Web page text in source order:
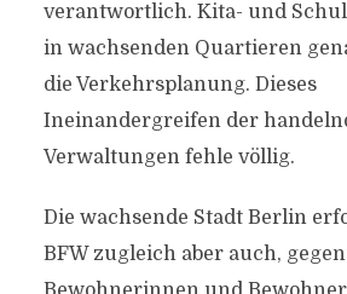
verantwortlich. Kita- und
in wachsenden Quartieren
die Verkehrsplanung. Dieses
Ineinandergreifen der
Verwaltungen fehle völlig.
Die wachsende Stadt Berlin
BFW zugleich aber auch,